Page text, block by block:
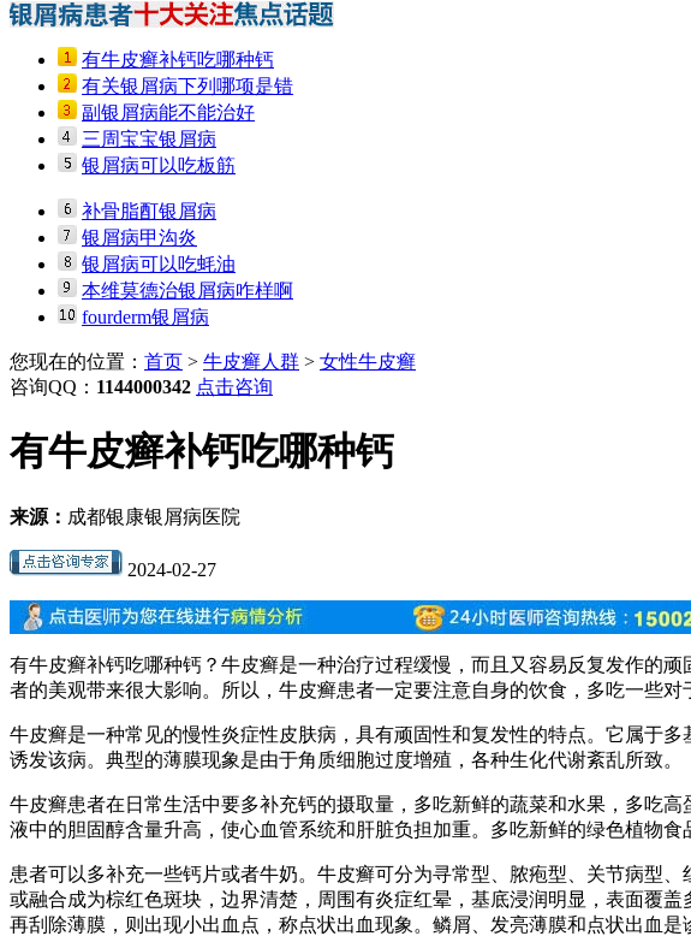
有牛皮癣补钙吃哪种钙
有关银屑病下列哪项是错
副银屑病能不能治好
三周宝宝银屑病
银屑病可以吃板筋
补骨脂酊银屑病
银屑病甲沟炎
银屑病可以吃蚝油
本维莫德治银屑病咋样啊
fourderm银屑病
您现在的位置： 首页 > 牛皮癣人群 > 女性牛皮癣
咨询QQ： 1144000342 点击咨询
有牛皮癣补钙吃哪种钙
来源： 成都银康银屑病医院
2024-02-27
有牛皮癣补钙吃哪种钙？牛皮癣是一种治疗过程缓慢，而且又容易反复发作的
者的美观带来很大影响。所以，牛皮癣患者一定要注意自身的饮食，多吃一些对
牛皮癣是一种常见的慢性炎症性皮肤病，具有顽固性和复发性的特点。它属于多
诱发该病。典型的薄膜现象是由于角质细胞过度增殖，各种生化代谢紊乱所致。
牛皮癣患者在日常生活中要多补充钙的摄取量，多吃新鲜的蔬菜和水果，多吃
液中的胆固醇含量升高，使心血管系统和肝脏负担加重。多吃新鲜的绿色植物食
患者可以多补充一些钙片或者牛奶。牛皮癣可分为寻常型、脓疱型、关节病型
或融合成为棕红色斑块，边界清楚，周围有炎症红晕，基底浸润明显，表面覆
再刮除薄膜，则出现小出血点，称点状出血现象。鳞屑、发亮薄膜和点状出血